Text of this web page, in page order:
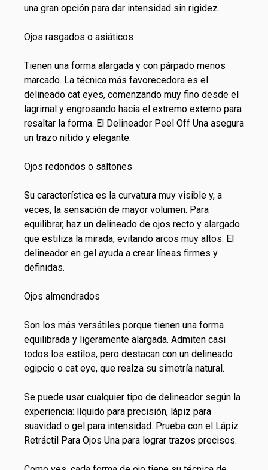
una gran opción para dar intensidad sin rigidez.
Ojos rasgados o asiáticos
Tienen una forma alargada y con párpado menos
marcado. La técnica más favorecedora es el
delineado cat eyes, comenzando muy fino desde el
lagrimal y engrosando hacia el extremo externo para
resaltar la forma. El Delineador Peel Off Una asegura
un trazo nítido y elegante.
Ojos redondos o saltones
Su característica es la curvatura muy visible y, a
veces, la sensación de mayor volumen. Para
equilibrar, haz un delineado de ojos recto y alargado
que estiliza la mirada, evitando arcos muy altos. El
delineador en gel ayuda a crear líneas firmes y
definidas.
Ojos almendrados
Son los más versátiles porque tienen una forma
equilibrada y ligeramente alargada. Admiten casi
todos los estilos, pero destacan con un delineado
egipcio o cat eye, que realza su simetría natural.
Se puede usar cualquier tipo de delineador según la
experiencia: líquido para precisión, lápiz para
suavidad o gel para intensidad. Prueba con el Lápiz
Retráctil Para Ojos Una para lograr trazos precisos.